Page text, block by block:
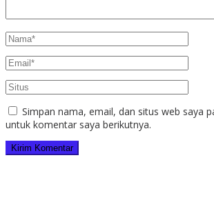
Simpan nama, email, dan situs web saya
untuk komentar saya berikutnya.